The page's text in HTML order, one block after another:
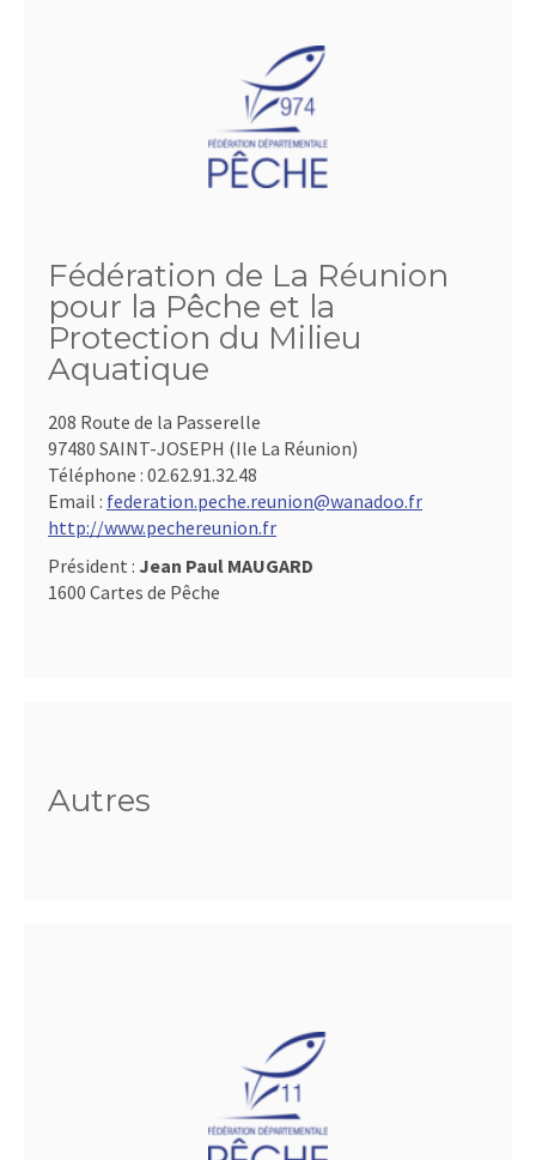
Fédération de La Réunion
pour la Pêche et la
Protection du Milieu
Aquatique
208 Route de la Passerelle
97480 SAINT-JOSEPH (Ile La Réunion)
Téléphone : 02.62.91.32.48
Email : federation.peche.reunion@wanadoo.fr
http://www.pechereunion.fr
Président : Jean Paul MAUGARD
1600 Cartes de Pêche
Autres